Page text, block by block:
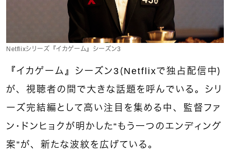
Netflixシリーズ『イカゲーム』シーズン3
『イカゲーム』シーズン3（Netflixで独占配信中）
が、視聴者の間で大きな話題を呼んでいる。シリ
ーズ完結編として高い注目を集める中、監督ファ
ン・ドンヒョクが明かした“もう一つのエンディング
案”が、新たな波紋を広げている。